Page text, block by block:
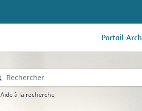
Portail
Aide à la recherche